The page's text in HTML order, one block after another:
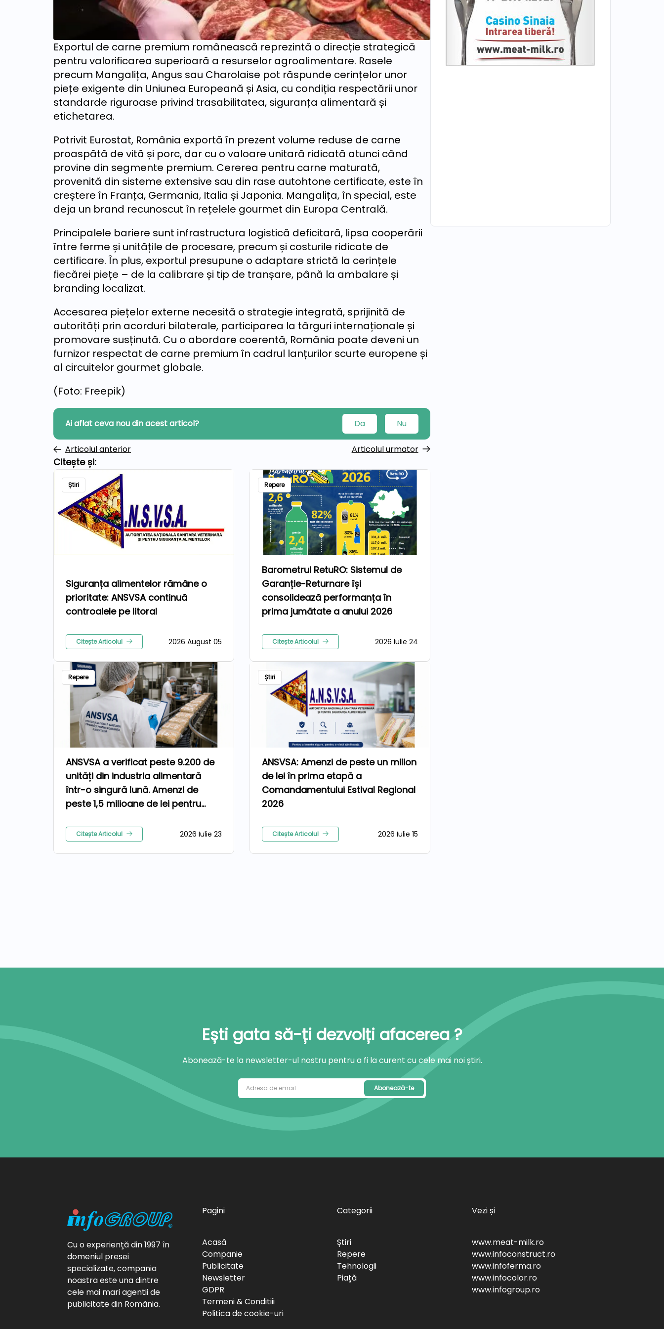
Exportul de carne premium românească reprezintă o direcție strategică
pentru valorificarea superioară a resurselor agroalimentare. Rasele
precum Mangalița, Angus sau Charolaise pot răspunde cerințelor unor
piețe exigente din Uniunea Europeană și Asia, cu condiția respectării unor
standarde riguroase privind trasabilitatea, siguranța alimentară și
etichetarea.
Potrivit Eurostat, România exportă în prezent volume reduse de carne
proaspătă de vită și porc, dar cu o valoare unitară ridicată atunci când
provine din segmente premium. Cererea pentru carne maturată,
provenită din sisteme extensive sau din rase autohtone certificate, este în
creștere în Franța, Germania, Italia și Japonia. Mangalița, în special, este
deja un brand recunoscut în rețelele gourmet din Europa Centrală.
Principalele bariere sunt infrastructura logistică deficitară, lipsa cooperării
între ferme și unitățile de procesare, precum și costurile ridicate de
certificare. În plus, exportul presupune o adaptare strictă la cerințele
fiecărei piețe – de la calibrare și tip de tranșare, până la ambalare și
branding localizat.
Accesarea piețelor externe necesită o strategie integrată, sprijinită de
autorități prin acorduri bilaterale, participarea la târguri internaționale și
promovare susținută. Cu o abordare coerentă, România poate deveni un
furnizor respectat de carne premium în cadrul lanțurilor scurte europene și
al circuitelor gourmet globale.
(Foto: Freepik)
Ai aflat ceva nou din acest articol? Da Nu
Articolul anterior Articolul urmator
Citește și:
Știri
Siguranța alimentelor rămâne o
prioritate: ANSVSA continuă
controalele pe litoral
Citește Articolul 2026 August 05
Repere
Barometrul RetuRO: Sistemul de
Garanție-Returnare își
consolidează performanța în
prima jumătate a anului 2026
Citește Articolul 2026 Iulie 24
Repere
ANSVSA a verificat peste 9.200 de
unități din industria alimentară
într-o singură lună. Amenzi de
peste 1,5 milioane de lei pentru
Citește Articolul 2026 Iulie 23
Știri
ANSVSA: Amenzi de peste un milion
de lei în prima etapă a
Comandamentului Estival Regional
2026
Citește Articolul 2026 Iulie 15
Ești gata să-ți dezvolți afacerea ?
Abonează-te la newsletter-ul nostru pentru a fi la curent cu cele mai noi știri.
Abonează-te
Cu o experienţă din 1997 în
domeniul presei
specializate, compania
noastra este una dintre
cele mai mari agentii de
publicitate din România.
Pagini
Acasă
Companie
Publicitate
Newsletter
GDPR
Termeni & Conditiii
Politica de cookie-uri
Categorii
Știri
Repere
Tehnologii
Piață
Vezi și
www.meat-milk.ro
www.infoconstruct.ro
www.infoferma.ro
www.infocolor.ro
www.infogroup.ro